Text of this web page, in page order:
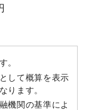
。
して概算を表示
ります。
機関の基準によ